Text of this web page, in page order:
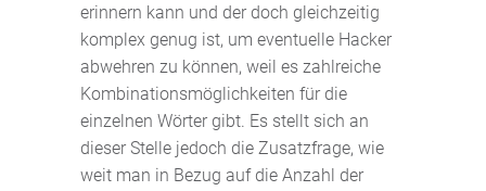
erinnern kann und der doch gleichzeitig
komplex genug ist, um eventuelle Hacker
abwehren zu können, weil es zahlreiche
Kombinationsmöglichkeiten für die
einzelnen Wörter gibt. Es stellt sich an
dieser Stelle jedoch die Zusatzfrage, wie
weit man in Bezug auf die Anzahl der